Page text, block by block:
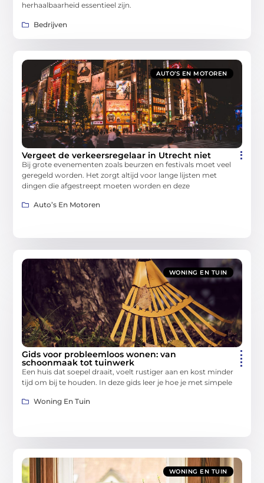
herhaalbaarheid essentieel zijn.
Bedrijven
AUTO’S EN MOTOREN
Vergeet de verkeersregelaar in Utrecht niet
Bij grote evenementen zoals beurzen en festivals moet veel
geregeld worden. Het zorgt altijd voor lange lijsten met
dingen die afgestreept moeten worden en deze
Auto’s En Motoren
WONING EN TUIN
Gids voor probleemloos wonen: van
schoonmaak tot tuinwerk
Een huis dat soepel draait, voelt rustiger aan en kost minder
tijd om bij te houden. In deze gids leer je hoe je met simpele
Woning En Tuin
WONING EN TUIN